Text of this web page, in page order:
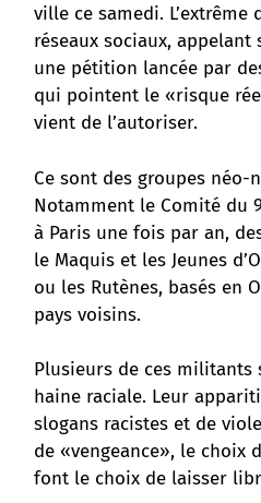
ville ce samedi.
réseaux sociaux, appelant
une pétition lancée par
qui pointent le «risque
vient de l’autoriser.
Ce sont des groupes
Notamment le Comité du
à Paris une fois par an,
le Maquis et les Jeunes
ou les Rutènes, basés en
pays voisins.
Plusieurs de ces
haine raciale. Leur
slogans racistes et de
de «vengeance», le choix
font le choix de laisser